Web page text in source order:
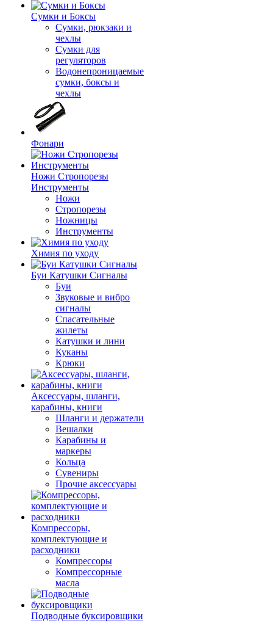
Сумки и Боксы
Сумки, рюкзаки и
чехлы
Сумки для
регуляторов
Водонепроницаемые
сумки, боксы и
чехлы
Фонари
Ножи Стропорезы
Инструменты
Ножи
Стропорезы
Ножницы
Инструменты
Химия по уходу
Буи Катушки Сигналы
Буи
Звуковые и вибро
сигналы
Спасательные
жилеты
Катушки и лини
Куканы
Крюки
Аксессуары, шланги,
карабины, книги
Шланги и держатели
Вешалки
Карабины и
маркеры
Кольца
Сувениры
Прочие аксессуары
Компрессоры,
комплектующие и
расходники
Компрессоры
Компрессорные
масла
Подводные буксировщики